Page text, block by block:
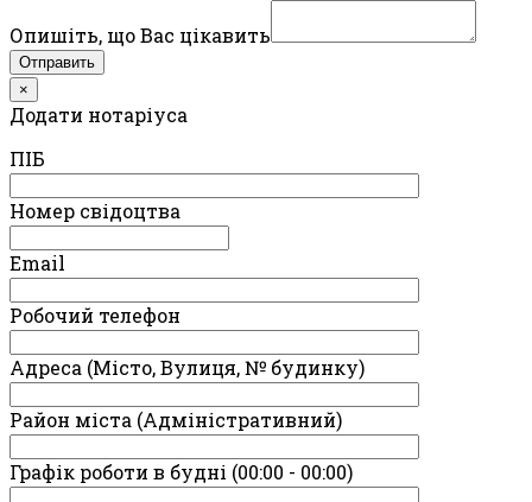
Опишіть, що Вас цікавить
Отправить
×
Додати нотаріуса
ПIБ
Номер свідоцтва
Email
Робочий телефон
Адреса (Місто, Вулиця, № будинку)
Район міста (Адміністративний)
Графік роботи в будні (00:00 - 00:00)